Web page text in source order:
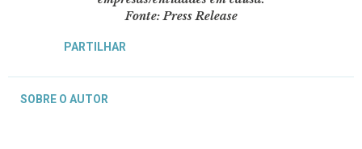
Fonte: Press Release
PARTILHAR
SOBRE O AUTOR